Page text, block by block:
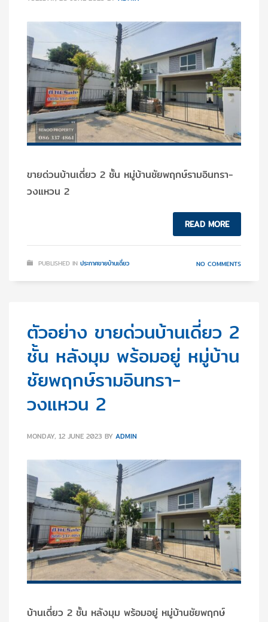
ขายด่วนบ้านเดี่ยว 2 ชั้น หมู่บ้านชัยพฤกษ์รามอินทรา-
วงแหวน 2
READ MORE
PUBLISHED IN ประกาศขายบ้านเดี่ยว NO COMMENTS
ตัวอย่าง ขายด่วนบ้านเดี่ยว 2
ชั้น หลังมุม พร้อมอยู่ หมู่บ้าน
ชัยพฤกษ์รามอินทรา-
วงแหวน 2
MONDAY, 12 JUNE 2023 BY ADMIN
บ้านเดี่ยว 2 ชั้น หลังมุม พร้อมอยู่ หมู่บ้านชัยพฤกษ์